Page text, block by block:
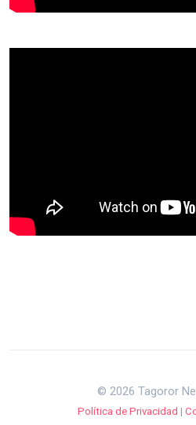
© 2026 Tagoror
Política de Privacidad |